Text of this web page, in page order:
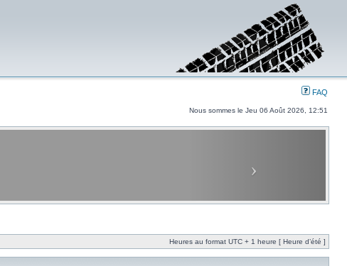
FAQ
Nous sommes le Jeu 06 Août 2026, 12:51
Heures au format UTC + 1 heure [ Heure d’été ]